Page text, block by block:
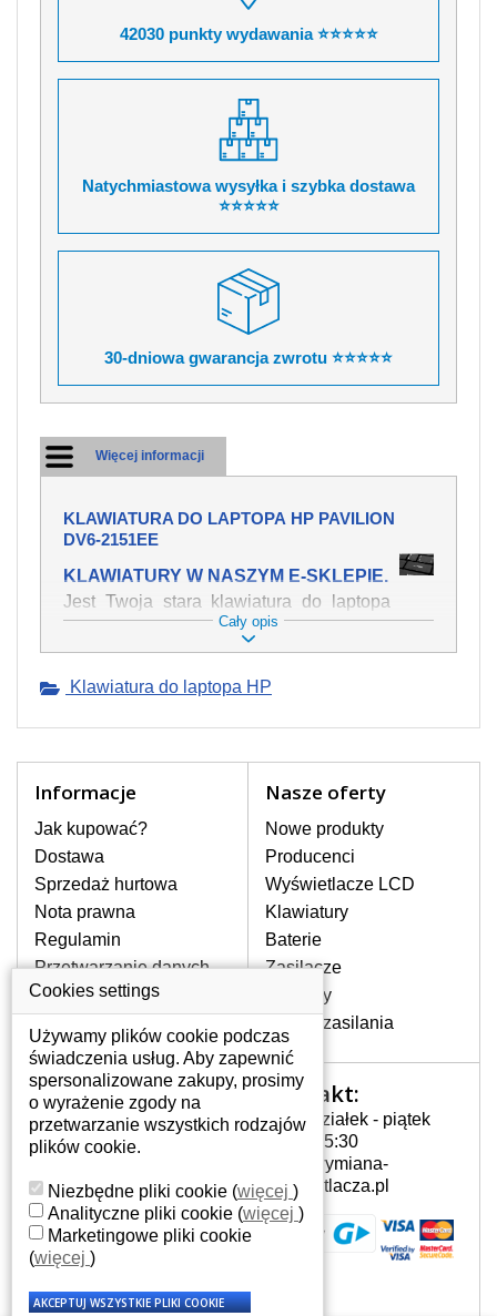
42030 punkty wydawania ⭐⭐⭐⭐⭐
Natychmiastowa wysyłka i szybka dostawa
⭐⭐⭐⭐⭐
30-dniowa gwarancja zwrotu ⭐⭐⭐⭐⭐
Więcej informacji
KLAWIATURA DO LAPTOPA HP PAVILION
DV6-2151EE
KLAWIATURY W NASZYM E-SKLEPIE.
Jest Twoja stara klawiatura do laptopa
HP Pavilion dv6-2151ee mechanicznie
uszkodzona, polałeś ją płynem, który
swojej pozycji? Kup nową klawiaturę,
Oferujemy oryginalne klawiatury w
stronie internetowej ją znajdziesz za
pomocy wyszukiwarki. Wystarczy znać
model laptopa. Przy każdej klawiaturze
nie może brakować szczególowe zdjęcie
do aktualnego stanu naszego magazynu.
W JAKI SPOSÓB MOŻE SIĘ
PRZEJAWIAĆ USTERKA
Częstymi objawami są pomijanie liter
czy wyświetlanie innych liter oraz
dublowanie tych samych znaków. W
przypadku podlicia klawisze nie
powrócą do pierwotnej pozycji. Albo
też uszkodzenie mechaniczne, np.
JAK TO DZIAŁA?
Klawiatura składa się z kilku
warstw folii, z których przewodzą
przewodzące warstwy.
Cały opis
Klawiatura do laptopa HP
Informacje
Jak kupować?
Dostawa
Sprzedaż hurtowa
Nota prawna
Regulamin
Przetwarzanie danych
osobowych
Gdzie nas znajdziesz
Nasze oferty
Nowe produkty
Producenci
Wyświetlacze LCD
Klawiatury
Baterie
Zasilacze
Zawiasy
Złącza zasilania
Twoje konto
Twoje konto
Dane osobowe
Adresy
Historia zamówień
Kontakt:
Poniedziałek - piątek
7:00 - 15:30
info@wymiana-
wyswietlacza.pl
Cookies settings
Używamy plików cookie podczas
świadczenia usług. Aby zapewnić
spersonalizowane zakupy, prosimy
o wyrażenie zgody na
przetwarzanie wszystkich rodzajów
plików cookie.
Niezbędne pliki cookie (więcej )
Analityczne pliki cookie (więcej )
Marketingowe pliki cookie
(więcej )